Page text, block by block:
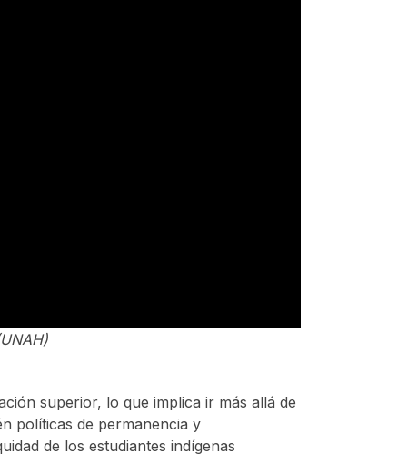
superior, lo que implica ir más allá de
políticas de permanencia y
de los estudiantes indígenas